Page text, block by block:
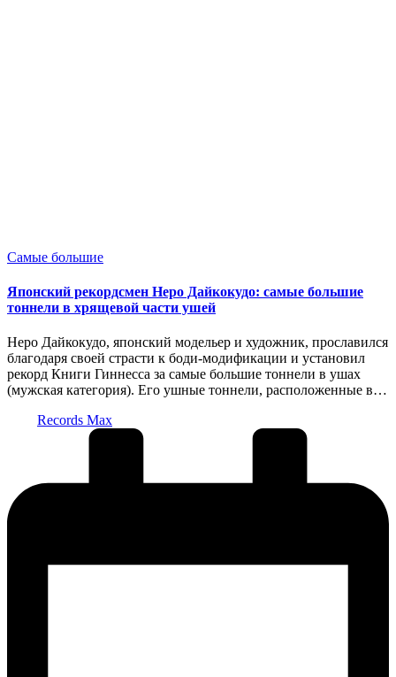
Опубликовано
Самые большие
Японский рекордсмен Неро Дайкокудо: самые большие
тоннели в хрящевой части ушей
Неро Дайкокудо, японский модельер и художник, прославился
благодаря своей страсти к боди-модификации и установил
рекорд Книги Гиннесса за самые большие тоннели в ушах
(мужская категория). Его ушные тоннели, расположенные в…
Records Max